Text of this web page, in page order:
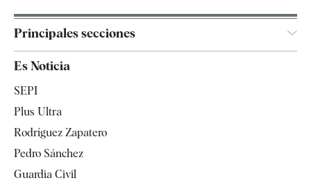
Principales secciones
Televisión
Es Noticia
SEPI
Plus Ultra
Rodríguez Zapatero
Pedro Sánchez
Guardia Civil